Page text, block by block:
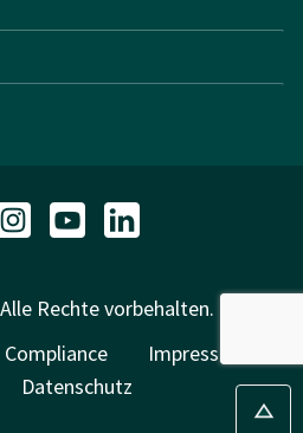
Rechte vorbehalten.
Compliance
Impressum
Datenschutz